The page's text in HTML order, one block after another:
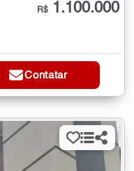
R$ 1.100.000
Contatar